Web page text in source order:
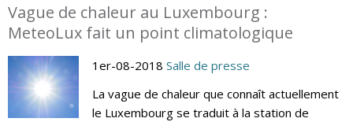
Vague de chaleur au Luxembourg :
MeteoLux fait un point climatologique
1er-08-2018 Salle de presse
La vague de chaleur que connaît actuellement
le Luxembourg se traduit à la station de